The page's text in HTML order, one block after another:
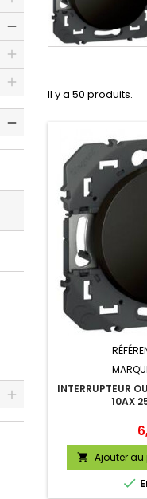
Il y a 50 produits.
INTERRUPTEUR
10AX
 Ajouter au
